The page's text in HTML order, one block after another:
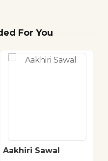
For You
Aakhiri Sawal